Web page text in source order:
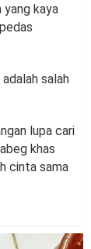
yang kaya
salah
lupa cari
khas
cinta sama